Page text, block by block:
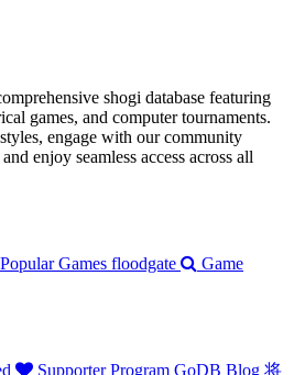
shogi database featuring
games, and computer tournaments.
engage with our community
enjoy seamless access across all
Popular Games floodgate
Game
Supporter Program GoDB Blog 将